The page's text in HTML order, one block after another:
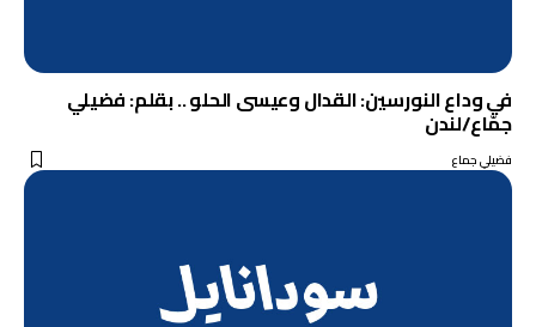
في وداع النورسين: القدال وعيسى الحلو .. بقلم: فضيلي
جمّاع/لندن
فضيلي جماع